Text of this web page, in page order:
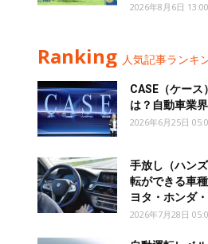
2026年8月6日 13:00
Ranking 人気記事ランキ
CASE（ケー
は？自動車業
2026年6月25日
手放し（ハン
転ができる車
ヨタ・ホンダ
2026年7月28日